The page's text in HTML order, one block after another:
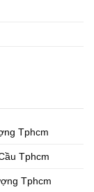
Tphcm
Tphcm
Tphcm